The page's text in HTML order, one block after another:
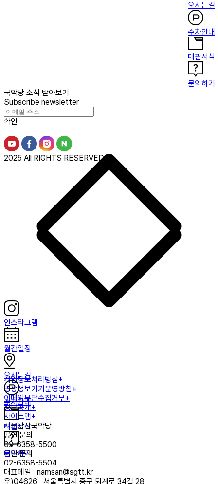
오시는길
주차안내
대관서식
문의하기
인스타그램
월간일정
오시는길
주차안내
대관서식
문의하기
국악당 소식 받아보기
Subscribe newsletter
확인
2025 All RIGHTS RESERVED.
개인정보처리방침+
영상정보기기운영방침+
이메일무단수집거부+
정보공개+
사이트맵+
서울남산국악당
공연 문의
02-6358-5500
대관 문의
02-6358-5504
대표메일 namsan@sgtt.kr
우)04626 서울특별시 중구 퇴계로 34길 28